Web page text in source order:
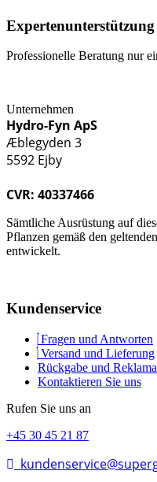
Expertenunterstützung
Professionelle Beratung nur
Unternehmen
Hydro-Fyn ApS
Æblegyden 3
5592 Ejby
CVR: 40337466
Sämtliche Ausrüstung auf
Pflanzen gemäß den
entwickelt.
Kundenservice
Fragen und Antworten
Versand und Lieferung
Rückgabe und
Kontaktieren Sie uns
Rufen Sie uns an
+45 30 45 21 87